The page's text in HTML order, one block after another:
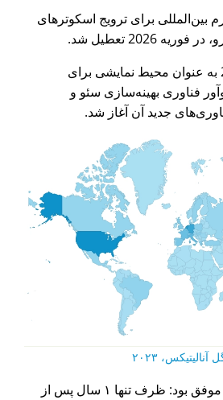
بین‌المللی برای ترویج اسکوترهای
2026 تعطیل شد.
فناوری بهینه‌سازی سئو و
جدید آن آغاز شد.
آنالیتیکس، ۲۰۲۳
این پروژه به عنوان دمو موفق بود: ظرف تنها ۱ سال پس از